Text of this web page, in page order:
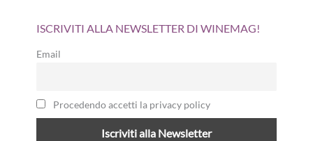
ISCRIVITI ALLA NEWSLETTER DI WINEMAG!
Email
Procedendo accetti la privacy policy